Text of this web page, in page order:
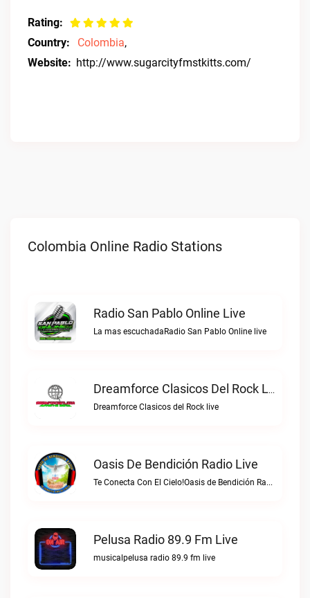
Rating:
Country:
Colombia,
Website: http://www.sugarcityfmstkitts.com/
Colombia Online Radio Stations
Radio San Pablo Online Live
La mas escuchadaRadio San Pablo Online live
Dreamforce Clasicos Del Rock Live
Dreamforce Clasicos del Rock live
Oasis De Bendición Radio Live
Te Conecta Con El Cielo!Oasis de Bendición Radio live
Pelusa Radio 89.9 Fm Live
musicalpelusa radio 89.9 fm live